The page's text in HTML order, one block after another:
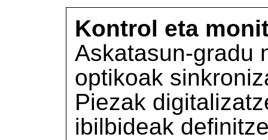
Kontrol eta
Askatasun-gradu
optikoak
Piezak
ibilbideak